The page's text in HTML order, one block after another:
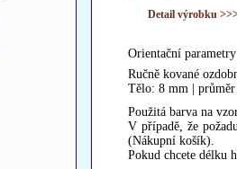
Detail výrobku
Orientační
Ručně kované
Tělo: 8 mm |
Použitá barva na
V případě, že
(Nákupní košík).
Pokud chcete délku